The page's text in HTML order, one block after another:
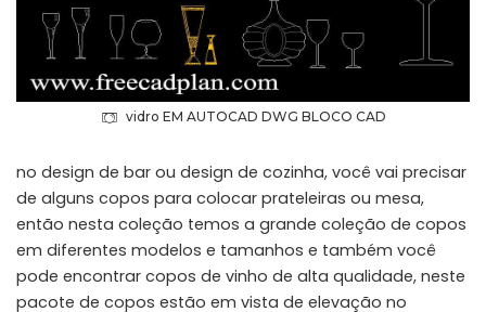
vidro EM AUTOCAD DWG BLOCO CAD
no design de bar ou design de cozinha, você vai precisar
de alguns copos para colocar prateleiras ou mesa,
então nesta coleção temos a grande coleção de copos
em diferentes modelos e tamanhos e também você
pode encontrar copos de vinho de alta qualidade, neste
pacote de copos estão em vista de elevação no